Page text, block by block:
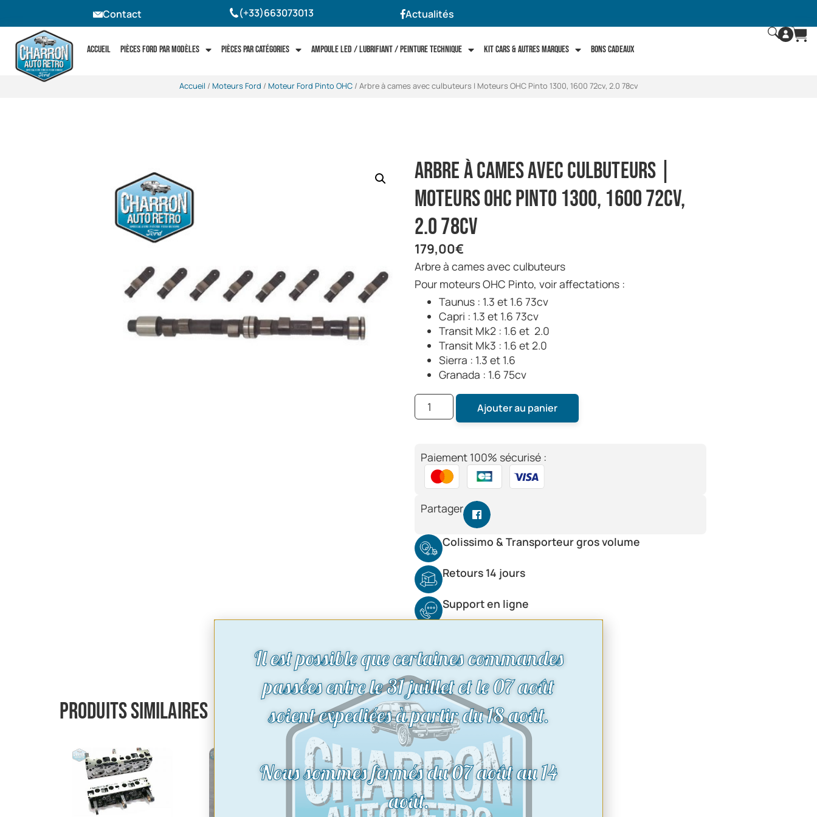
Contact (+33)663073013 Actualités
Accueil Pièces Ford par modèles Pièces par catégories Ampoule LED / Lubrifiant / Peinture technique Kit cars & autres marques Bons Cadeaux
Accueil / Moteurs Ford / Moteur Ford Pinto OHC/ Arbre à cames avec culbuteurs | Moteurs OHC Pinto 1300, 1600 72cv, 2.0 78cv
Arbre à cames avec culbuteurs |
Moteurs OHC Pinto 1300, 1600 72cv,
2.0 78cv
179,00€
Arbre à cames avec culbuteurs
Pour moteurs OHC Pinto, voir affectations :
Taunus : 1.3 et 1.6 73cv
Capri : 1.3 et 1.6 73cv
Transit Mk2 : 1.6 et 2.0
Transit Mk3 : 1.6 et 2.0
Sierra : 1.3 et 1.6
Granada : 1.6 75cv
Ajouter au panier
Paiement 100% sécurisé :
Partager
Colissimo & Transporteur gros volume
Retours 14 jours
Support en ligne
Produits similaires
Il est possible que certaines commandes
passées entre le 31 juillet et le 07 août
soient expediées à partir du 18 août.
Nous sommes fermés du 07 août au 14
août.